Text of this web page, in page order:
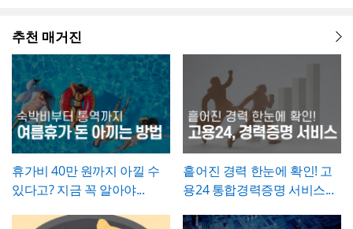
💡 작성 팁
휴직원은세부사유를 구체적이고 명확하게
서술하는 것이 승인 절차를 원활하게 하는 핵
심입니다. 질병휴직의 경우 진단명과 필요 요
양 기간에 대한 의사 소견을 구체적으로 기재
하고, 진단서 등 객관적 증빙서류를 반드시 첨
부하도록 안내하시기 바랍니다. 휴직기간과
복직예정일은 가능한 명확한 날짜로 특정하
고, 만약 진단 결과에 따라 기간이 변동될 가
능성이 있다면 그 가능성을 세부사유에 함께
언급해두는 것이 좋습니다.
여 등)에 관한 세부 사항은 별도의 인사발령
통지서나 근로계약 변경 합의서로 함께 정리
해두는 것이 바람직합니다. 임명장 자체에는
직책과 발령일 외의 세부 조건(급여 변동, 권
한 범위 등)을 담지 않는 것이 일반적이므로,
이런 실무적 내용이 필요하다면 별도 문서로
보완하는 것이 좋습니다.
💡 작성 팁
임명장은 상징적 의미가 큰 문서인 만큼,문구
를 간결하면서도 격식 있게 다듬는 것이 중요
합니다. 발령일자, 소속, 직책명은 실제 인사
발령 결재 내용과 정확히 일치시켜 기재하고,
영문 성명 표기는 여권이나 사원증에 등록된
로마자 표기법과 통일해 혼선이 없도록 하시
기 바랍니다. 문서번호는 사내 인사발령 대장
의 번호 체계와 연동해 부여하면, 추후 임명
이력을 조회하거나 경력증명서 발급 시 참조
추천 매거진
휴가비 40만 원까지 아낄 수
있다고? 지금 꼭 알아야...
흩어진 경력 한눈에 확인! 고
용24 통합경력증명 서비스...